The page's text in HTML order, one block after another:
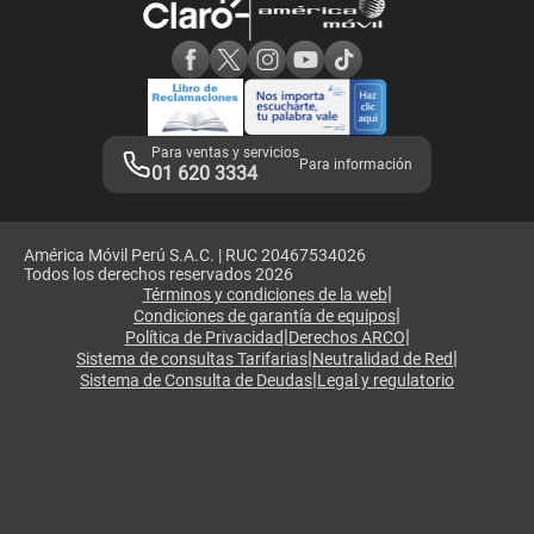
Adquirientes iPhone 6, 6S y SE
Mensaje de Seguridad
Términos y Condiciones de Tienda Claro
Libro de Reclamaciones
Legales de marketplace
Para ventas y servicios
01 620 3334 Para información
América Móvil Perú S.A.C. | RUC 20467534026
Todos los derechos reservados 2026
Términos y condiciones de la web|
Condiciones de garantía de equipos|
Política de Privacidad|Derechos ARCO|
Sistema de consultas Tarifarias|Neutralidad de Red|
Sistema de Consulta de Deudas|Legal y regulatorio